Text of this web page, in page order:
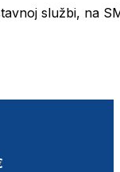
službi, na